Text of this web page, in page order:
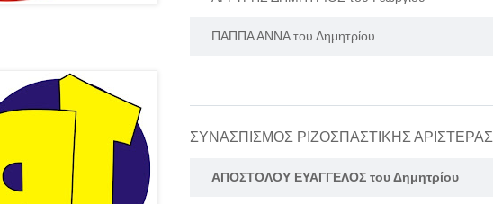
ΠΑΠΠΑ ΑΝΝΑ του Δημητρίου
ΣΥΝΑΣΠΙΣΜΟΣ ΡΙΖΟΣΠΑΣΤΙΚΗΣ ΑΡΙΣΤΕΡΑΣ
ΑΠΟΣΤΟΛΟΥ ΕΥΑΓΓΕΛΟΣ του Δημητρίου